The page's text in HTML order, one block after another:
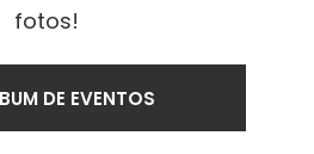
fotos!
DE EVENTOS